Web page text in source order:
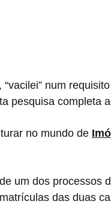
“vacilei” num
pesquisa completa
no mundo de
um dos processos
das duas